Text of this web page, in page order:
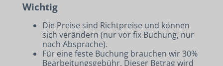
Wichtig
Die Preise sind Richtpreise und können
sich verändern (nur vor fix Buchung, nur
nach Absprache).
Für eine feste Buchung brauchen wir 30%
Bearbeitungsgebühr. Dieser Betrag wird